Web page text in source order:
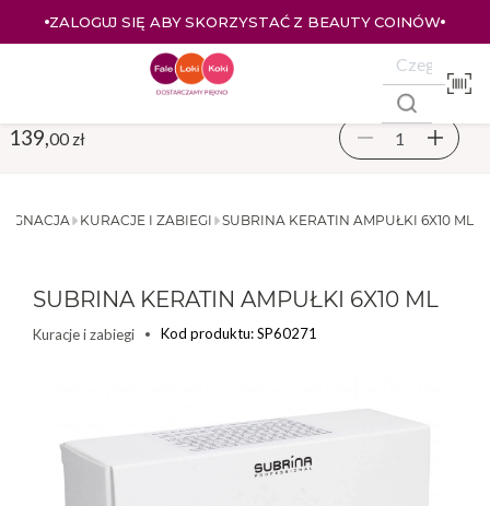
ZALOGUJ SIĘ ABY SKORZYSTAĆ Z BEAUTY COINÓW
SUBRINA KERATIN AMPUŁKI 6X10 ML
KURACJE I ZABIEGI
SUBRINA KERATIN AMPUŁKI 6X10 ML
Kuracje i zabiegi Kod produktu: SP60271
139, 00 zł